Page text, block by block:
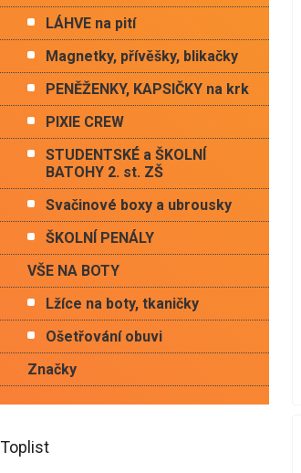
LÁHVE na pití
Magnetky, přívěšky, blikačky
PENĚŽENKY, KAPSIČKY na krk
PIXIE CREW
STUDENTSKÉ a ŠKOLNÍ
BATOHY 2. st. ZŠ
Svačinové boxy a ubrousky
ŠKOLNÍ PENÁLY
VŠE NA BOTY
Lžíce na boty, tkaničky
Ošetřování obuvi
Značky
Toplist